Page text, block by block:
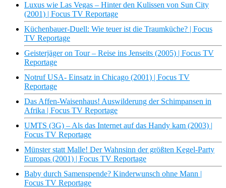
Luxus wie Las Vegas – Hinter den Kulissen von Sun City
(2001) | Focus TV Reportage
Küchenbauer-Duell: Wie teuer ist die Traumküche? | Focus
TV Reportage
Geisterjäger on Tour – Reise ins Jenseits (2005) | Focus TV
Reportage
Notruf USA- Einsatz in Chicago (2001) | Focus TV
Reportage
Das Affen-Waisenhaus! Auswilderung der Schimpansen in
Afrika | Focus TV Reportage
UMTS (3G) – Als das Internet auf das Handy kam (2003) |
Focus TV Reportage
Münster statt Malle! Der Wahnsinn der größten Kegel-Party
Europas (2001) | Focus TV Reportage
Baby durch Samenspende? Kinderwunsch ohne Mann |
Focus TV Reportage